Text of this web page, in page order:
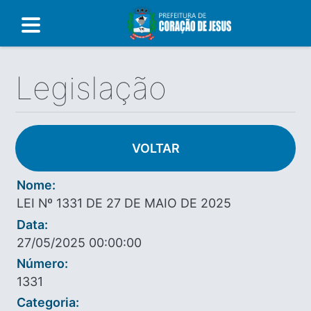
Legislação
VOLTAR
Nome:
LEI Nº 1331 DE 27 DE MAIO DE 2025
Data:
27/05/2025 00:00:00
Número:
1331
Categoria: